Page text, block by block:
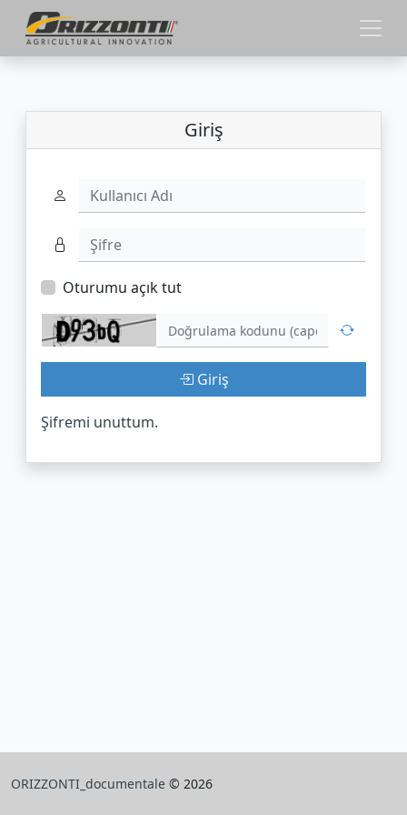
Giriş
Kullanıcı Adı
Şifre
Oturumu açık tut
Giriş
Şifremi unuttum.
ORIZZONTI_documentale © 2026